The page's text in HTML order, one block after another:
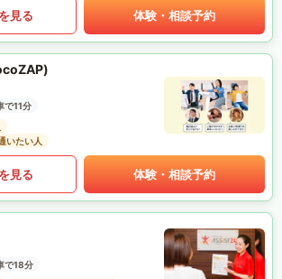
見る 体験・相談予約
で11分
いたい人
見る 体験・相談予約
で18分